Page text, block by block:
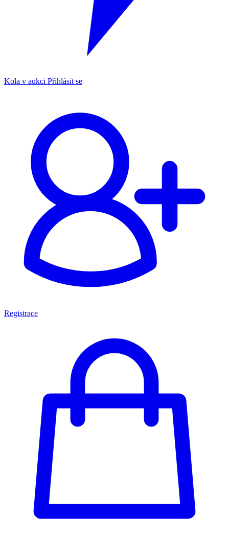
Kola v aukci Přihlásit se
Registrace